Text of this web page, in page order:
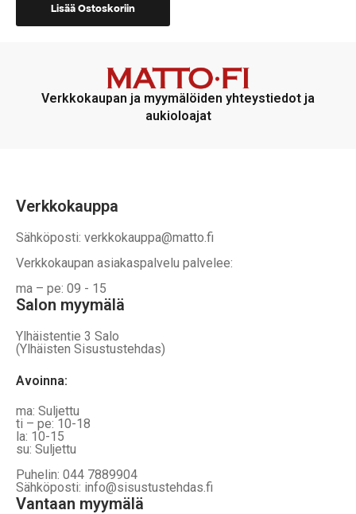
850,00 €.
360,00 €.Lisää Ostoskoriin
Verkkokaupan ja myymälöiden yhteystiedot ja
aukioloajat
Verkkokauppa
Sähköposti: verkkokauppa@matto.fi
Verkkokaupan asiakaspalvelu palvelee:
ma – pe: 09 - 15
Salon myymälä
Ylhäistentie 3 Salo
(Ylhäisten Sisustustehdas)
Avoinna:
ma: Suljettu
ti – pe: 10-18
la: 10-15
su: Suljettu
Puhelin: 044 7889904
Sähköposti: info@sisustustehdas.fi
Vantaan myymälä